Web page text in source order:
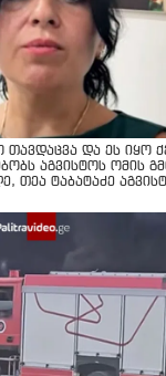
თავდაცვა და ეს იყო
აგვისტოს ომის
თეა ტაბატაძე